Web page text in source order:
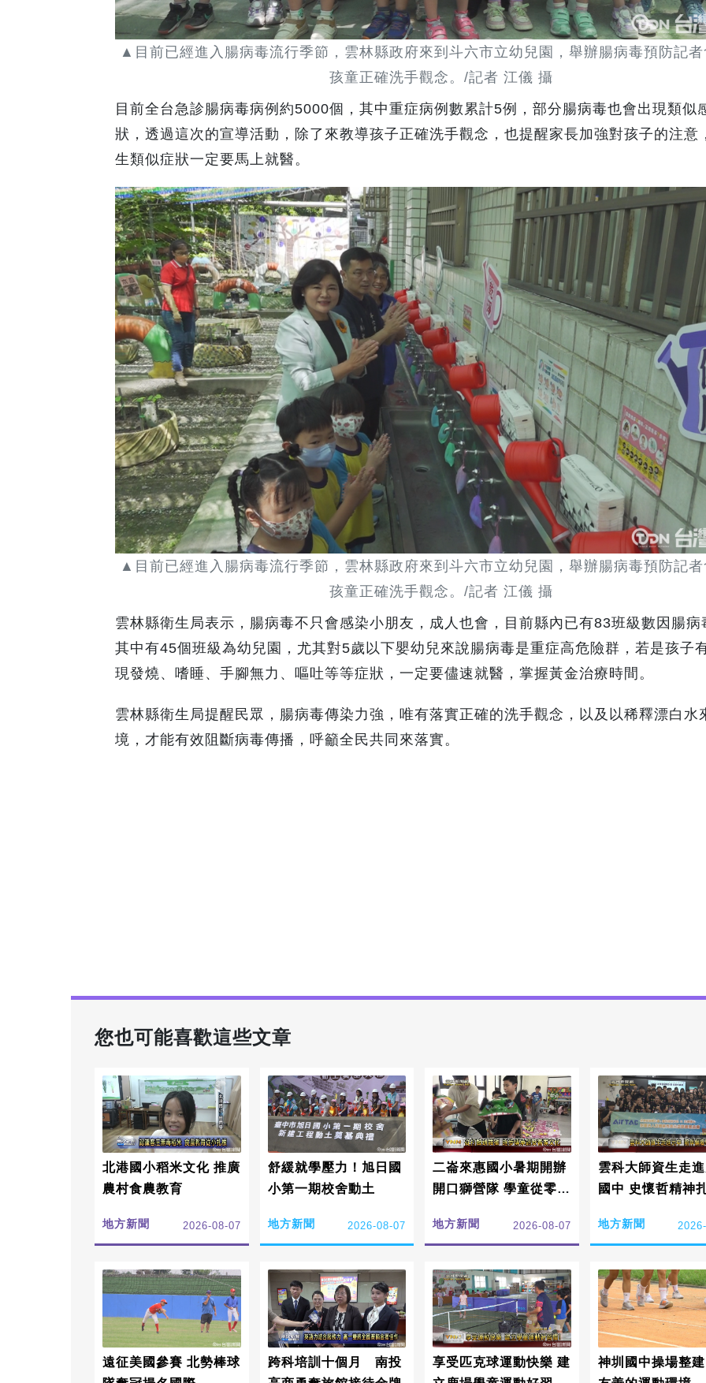
▲目前已經進入腸病毒流行季節，雲林縣政府來到斗六市立幼兒園，舉辦腸病毒預防記
孩童正確洗手觀念。/記者 江儀 攝
目前全台急診腸病毒病例約5000個，其中重症病例數累計5例，部分腸病毒也會出現類似
狀，透過這次的宣導活動，除了來教導孩子正確洗手觀念，也提醒家長加強對孩子的注意
生類似症狀一定要馬上就醫。
▲目前已經進入腸病毒流行季節，雲林縣政府來到斗六市立幼兒園，舉辦腸病毒預防記
孩童正確洗手觀念。/記者 江儀 攝
雲林縣衛生局表示，腸病毒不只會感染小朋友，成人也會，目前縣內已有83班級數因腸病
其中有45個班級為幼兒園，尤其對5歲以下嬰幼兒來說腸病毒是重症高危險群，若是孩子
現發燒、嗜睡、手腳無力、嘔吐等等症狀，一定要儘速就醫，掌握黃金治療時間。
雲林縣衛生局提醒民眾，腸病毒傳染力強，唯有落實正確的洗手觀念，以及以稀釋漂白水
境，才能有效阻斷病毒傳播，呼籲全民共同來落實。
您也可能喜歡這些文章
北港國小稻米文化 推廣
農村食農教育
地方新聞 2026-08-07
舒緩就學壓力！旭日國
小第一期校舍動土
地方新聞 2026-08-07
二崙來惠國小暑期開辦
開口獅營隊 學童從零扎
地方新聞 2026-08-07
雲科大師資生走
國中 史懷哲精神
地方新聞
遠征美國參賽 北勢棒球
跨科培訓十個月 南投
享受匹克球運動快樂 建
神圳國中操場整